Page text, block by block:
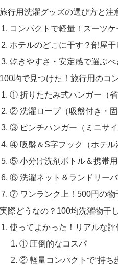
旅行用洗濯グッズの選び方と注
コンパクトで軽量！スーツ
ホテルのどこに干す？部屋
乾きやすさ・安定感で選ぶべ
100均で見つけた！旅行用のコ
① 折りたたみ式ハンガー（省
② 洗濯ロープ（吸盤付き・固
③ ピンチハンガー（ミニサイ
④ 吸盤＆S字フック（ホテル
⑤ 小分け洗剤ボトル＆携帯
⑥ 洗濯ネット＆ランドリーバ
⑦ ワンランク上！500円の物
実際どうなの？100均洗濯物干
使ってよかった！リアルな評
① 圧倒的なコスパ
② 軽量コンパクトで“持ち